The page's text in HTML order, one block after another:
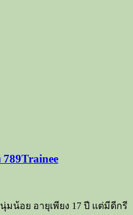
มน้อย อายุเพียง 17 ปี แต่มีดีกรี